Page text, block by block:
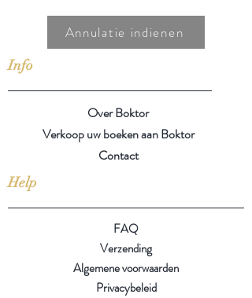
Annulatie indienen
Info
Over Boktor
Verkoop uw boeken aan Boktor
Contact
Help
FAQ
Verzending
Algemene voorwaarden
Privacybeleid